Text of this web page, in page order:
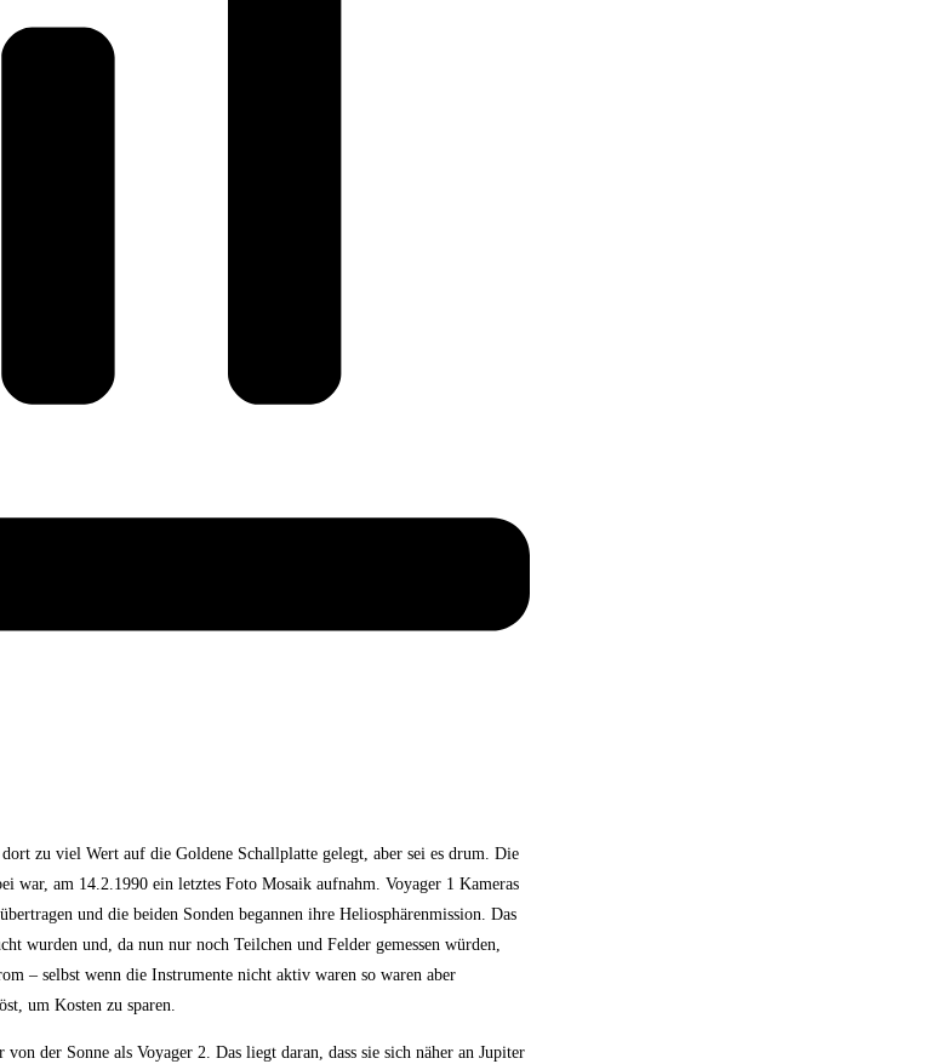
zu viel Wert auf die Goldene Schallplatte gelegt, aber sei es drum. Die
war, am 14.2.1990 ein letztes Foto Mosaik aufnahm. Voyager 1 Kameras
und die beiden Sonden begannen ihre Heliosphärenmission. Das
wurden und, da nun nur noch Teilchen und Felder gemessen würden,
– selbst wenn die Instrumente nicht aktiv waren so waren aber
um Kosten zu sparen.
der Sonne als Voyager 2. Das liegt daran, dass sie sich näher an Jupiter